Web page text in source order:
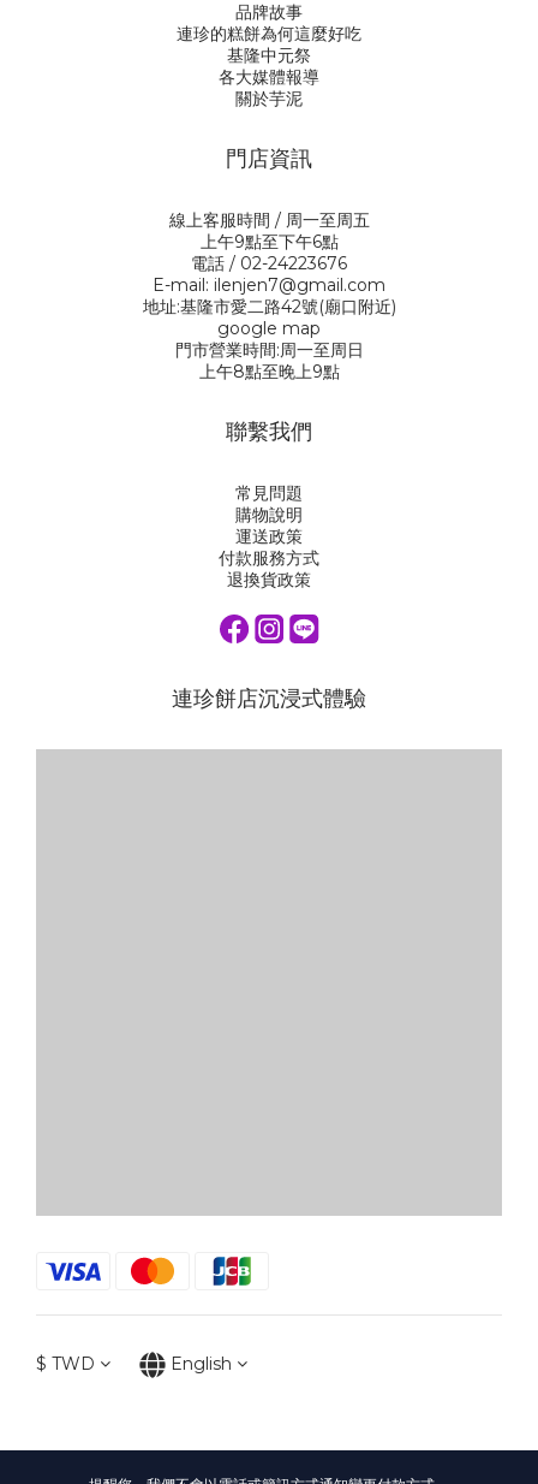
品牌故事
連珍的糕餅為何這麼好吃
基隆中元祭
各大媒體報導
關於芋泥
門店資訊
線上客服時間 / 周一至周五
上午9點至下午6點
電話 / 02-24223676
E-mail: ilenjen7@gmail.com
地址:基隆市愛二路42號(廟口附近)
google map
門市營業時間:周一至周日
上午8點至晚上9點
聯繫我們
常見問題
購物說明
運送政策
付款服務方式
退換貨政策
連珍餅店沉浸式體驗
$ TWD English